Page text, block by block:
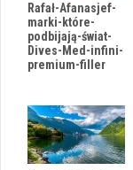
Rafał-Afanasjef-
marki-które-
podbijają-świat-
Dives-Med-infini-
premium-filler